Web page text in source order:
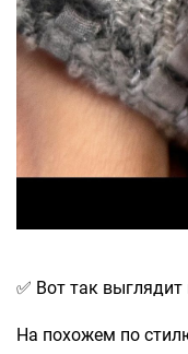
✅ Вот так
На похожем по